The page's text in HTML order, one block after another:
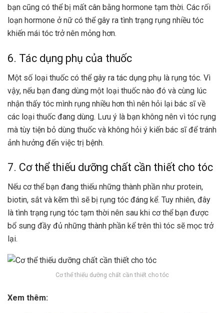
bạn cũng có thể bị mất cân bằng hormone tạm thời. Các rối
loạn hormone ở nữ có thể gây ra tình trạng rụng nhiều tóc
khiến mái tóc trở nên mỏng hơn.
6. Tác dụng phụ của thuốc
Một số loại thuốc có thể gây ra tác dụng phụ là rụng tóc. Vì
vậy, nếu bạn đang dùng một loại thuốc nào đó và cùng lúc
nhận thấy tóc mình rụng nhiều hơn thì nên hỏi lại bác sĩ về
các loại thuốc đang dùng. Lưu ý là bạn không nên vì tóc rụng
mà tùy tiện bỏ dùng thuốc và không hỏi ý kiến bác sĩ để tránh
ảnh hưởng đến việc trị bệnh.
7. Cơ thể thiếu dưỡng chất cần thiết cho tóc
Nếu cơ thể bạn đang thiếu những thành phần như protein,
biotin, sắt và kẽm thì sẽ bị rụng tóc đáng kể. Tuy nhiên, đây
là tình trạng rụng tóc tạm thời nên sau khi cơ thể bạn được
bổ sung đầy đủ những thành phần kể trên thì tóc sẽ mọc trở
lại.
Cơ thể thiếu dưỡng chất cần thiết cho tóc
Xem thêm: